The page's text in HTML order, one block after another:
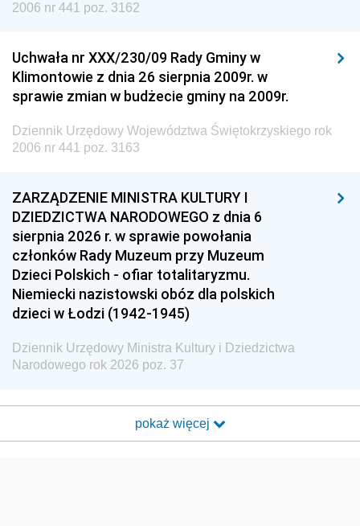
2006 nr 441 poz. 3162
Uchwała nr XXX/230/09 Rady Gminy w
Klimontowie z dnia 26 sierpnia 2009r. w
sprawie zmian w budżecie gminy na 2009r.
Dziennik Urzędowy Województwa Świętokrzyskiego rok
2006 nr 441 poz. 3163
ZARZĄDZENIE MINISTRA KULTURY I
DZIEDZICTWA NARODOWEGO z dnia 6
sierpnia 2026 r. w sprawie powołania
członków Rady Muzeum przy Muzeum
Dzieci Polskich - ofiar totalitaryzmu.
Niemiecki nazistowski obóz dla polskich
dzieci w Łodzi (1942-1945)
Dziennik Urzędowy Ministra Kultury i Dziedzictwa
Narodowego rok 2026 poz. 37
pokaż więcej